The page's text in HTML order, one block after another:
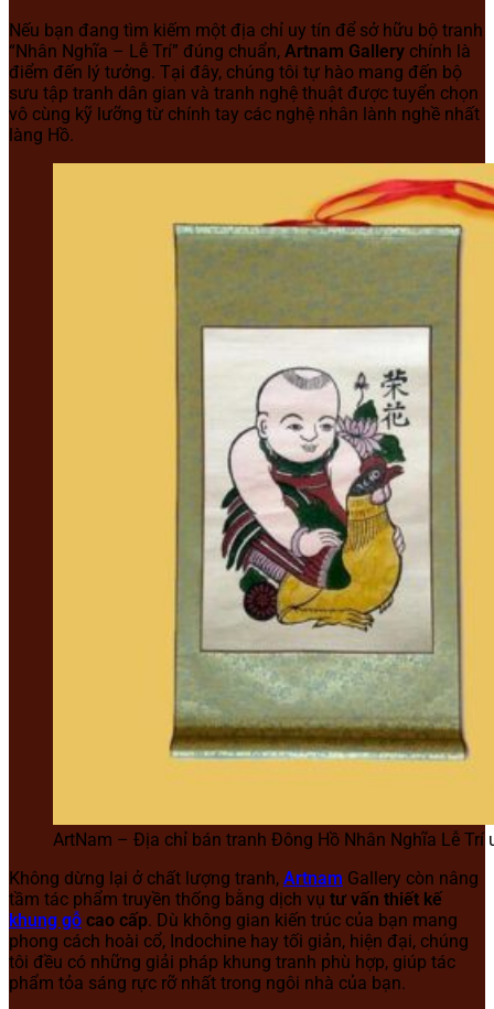
Nếu bạn đang tìm kiếm một địa chỉ uy tín để sở hữu bộ tranh
“Nhân Nghĩa – Lễ Trí” đúng chuẩn, Artnam Gallery chính là
điểm đến lý tưởng. Tại đây, chúng tôi tự hào mang đến bộ
sưu tập tranh dân gian và tranh nghệ thuật được tuyển chọn
vô cùng kỹ lưỡng từ chính tay các nghệ nhân lành nghề nhất
làng Hồ.
ArtNam – Địa chỉ bán tranh Đông Hồ Nhân Nghĩa Lễ Trí
Không dừng lại ở chất lượng tranh, Artnam Gallery còn nâng
tầm tác phẩm truyền thống bằng dịch vụ tư vấn thiết kế
khung gỗ cao cấp. Dù không gian kiến trúc của bạn mang
phong cách hoài cổ, Indochine hay tối giản, hiện đại, chúng
tôi đều có những giải pháp khung tranh phù hợp, giúp tác
phẩm tỏa sáng rực rỡ nhất trong ngôi nhà của bạn.